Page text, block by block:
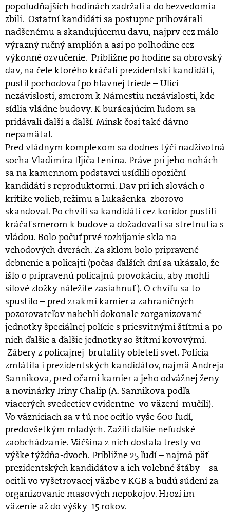
popoludňajších hodinách zadržali a do bezvedomia
zbili. Ostatní kandidáti sa postupne prihovárali
nadšenému a skandujúcemu davu, najprv cez málo
výrazný ručný amplión a asi po polhodine cez
výkonné ozvučenie. Približne po hodine sa obrovský
dav, na čele ktorého kráčali prezidentskí kandidáti,
pustil pochodovať po hlavnej triede – Ulici
nezávislosti, smerom k Námestiu nezávislosti, kde
sídlia vládne budovy. K burácajúcim ľudom sa
pridávali ďalší a ďalší. Minsk čosi také dávno
nepamätal.
Pred vládnym komplexom sa dodnes týči nadživotná
socha Vladimíra Iľjiča Lenina. Práve pri jeho nohách
sa na kamennom podstavci usídlili opoziční
kandidáti s reproduktormi. Dav pri ich slovách o
kritike volieb, režimu a Lukašenka zborovo
skandoval. Po chvíli sa kandidáti cez koridor pustili
kráčať smerom k budove a dožadovali sa stretnutia s
vládou. Bolo počuť prvé rozbíjanie skla na
vchodových dverách. Za sklom bolo pripravené
debnenie a policajti (počas ďalších dní sa ukázalo, že
išlo o pripravenú policajnú provokáciu, aby mohli
silové zložky náležite zasiahnuť ). O chvíľu sa to
spustilo – pred zrakmi kamier a zahraničných
pozorovateľov nabehli dokonale zorganizované
jednotky špeciálnej polície s priesvitnými štítmi a po
nich ďalšie a ďalšie jednotky so štítmi kovovými.
Zábery z policajnej brutality obleteli svet. Polícia
zmlátila i prezidentských kandidátov, najmä Andreja
Sannikova, pred očami kamier a jeho odvážnej ženy
a novinárky Iriny Chalip (A. Sannikova podľa
viacerých svedectiev evidentne vo väzení mučili).
Vo väzniciach sa v tú noc ocitlo vyše 600 ľudí,
predovšetkým mladých. Zažili ďalšie neľudské
zaobchádzanie. Väčšina z nich dostala tresty vo
výške týždňa-dvoch. Približne 25 ľudí – najmä päť
prezidentských kandidátov a ich volebné štáby – sa
ocitli vo vyšetrovacej väzbe v KGB a budú súdení za
organizovanie masových nepokojov. Hrozí im
väzenie až do výšky 15 rokov.